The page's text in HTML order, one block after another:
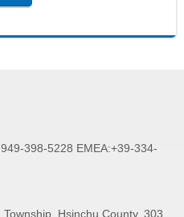
398-5228 EMEA:+39-334-
Hsinchu County, 303,